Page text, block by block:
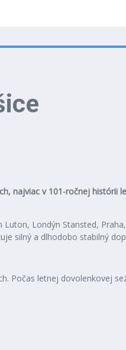
najviac v 101-ročnej histórii
Londýn Stansted,
silný a dlhodobo stabilný
Počas letnej dovolenkovej